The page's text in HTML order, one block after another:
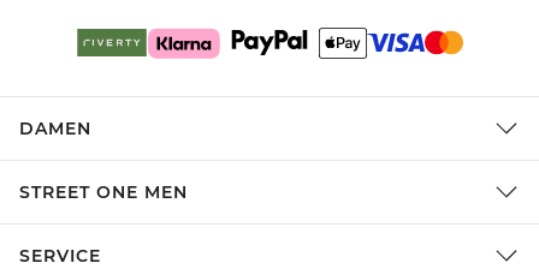
DAMEN
STREET ONE MEN
SERVICE